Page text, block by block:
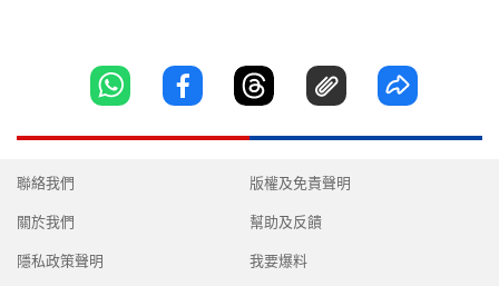
聯絡我們
關於我們
隱私政策聲明
版權及免責聲明
幫助及反饋
我要爆料